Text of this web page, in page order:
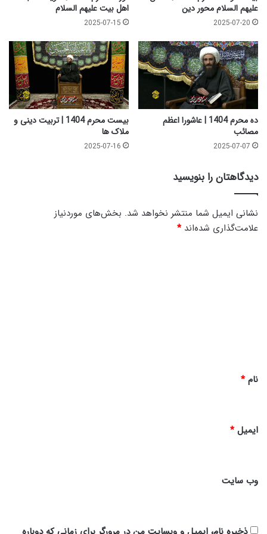
م
د
م
س
ج
د
ا
م
و
ی
ا
ق
ت
ب
خ
ی
ر
ی
1
علیهم السلام محور دین
2025-07-20
اهل بیت علیهم السلام
2025-07-15
ده محرم 1404 | عاشورا اعظم
مصائب
2025-07-07
بیست محرم 1404 | تربیت دینی و
ملاک ها
2025-07-16
دیدگاهتان را بنویسید
نشانی ایمیل شما منتشر نخواهد شد. بخش‌های موردنیاز
علامت‌گذاری شده‌اند*
نام*
ایمیل*
وب‌ سایت